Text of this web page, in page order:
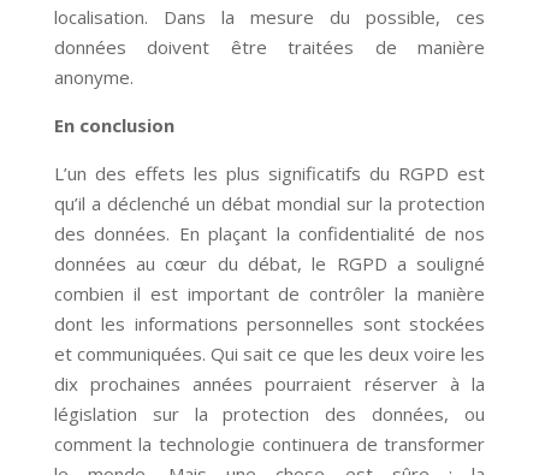
localisation. Dans la mesure du possible, ces
données doivent être traitées de manière
anonyme.
En conclusion
L’un des effets les plus significatifs du RGPD est
qu’il a déclenché un débat mondial sur la protection
des données. En plaçant la confidentialité de nos
données au cœur du débat, le RGPD a souligné
combien il est important de contrôler la manière
dont les informations personnelles sont stockées
et communiquées. Qui sait ce que les deux voire les
dix prochaines années pourraient réserver à la
législation sur la protection des données, ou
comment la technologie continuera de transformer